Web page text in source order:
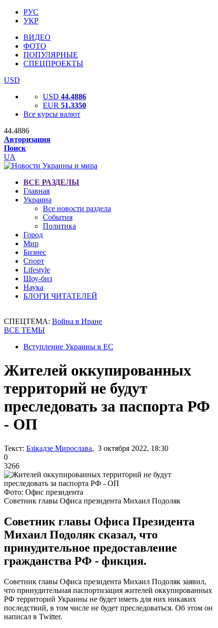
РУС
УКР
ВИДЕО
ФОТО
ПОПУЛЯРНЫЕ
СПЕЦПРОЕКТЫ
USD
USD 44.4886
EUR 51.3350
Все курсы валют
44.4886
Авторизация
Поиск
UA
ВСЕ РАЗДЕЛЫ
Главная
Украина
Все новости раздела
События
Политика
Город
Мир
Бизнес
Спорт
Lifestyle
Шоу-биз
Наука
БЛОГИ ЧИТАТЕЛЕЙ
СПЕЦТЕМА: Война в Иране
ВСЕ ТЕМЫ
Вступление Украины в ЕС
Жителей оккупированных
территорий не будут
преследовать за паспорта РФ
- ОП
Текст: Бзікадзе Мирослава, 3 октября 2022, 18:30
0
3266
Фото: Офис президента
Советник главы Офиса президента Михаил Подоляк
Советник главы Офиса Президента
Михаил Подоляк сказал, что
принудительное предоставление
гражданства РФ - фикция.
Советник главы Офиса президента Михаил Подоляк заявил,
что принудительная паспортизация жителей оккупированных
РФ территорий Украины не будет иметь для них никаких
последствий, в том числе не будет преследоваться. Об этом он
написал в Twitter.